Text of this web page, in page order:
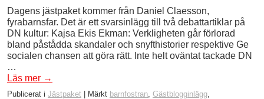
Dagens jästpaket kommer från Daniel Claesson,
fyrabarnsfar. Det är ett svarsinlägg till två debattartiklar på
DN kultur: Kajsa Ekis Ekman: Verkligheten går förlorad
bland påstådda skandaler och snyfthistorier respektive Ge
socialen chansen att göra rätt. Inte helt oväntat tackade DN
…
Läs mer →
Publicerat i Jästpaket Märkt barnfostran Gästblogginlägg